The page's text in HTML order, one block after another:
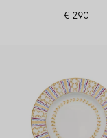
€ 290